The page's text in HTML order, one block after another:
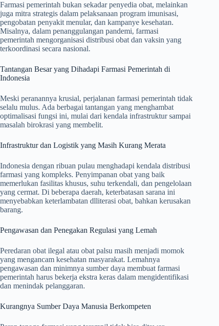
Farmasi pemerintah bukan sekadar penyedia obat, melainkan
juga mitra strategis dalam pelaksanaan program imunisasi,
pengobatan penyakit menular, dan kampanye kesehatan.
Misalnya, dalam penanggulangan pandemi, farmasi
pemerintah mengorganisasi distribusi obat dan vaksin yang
terkoordinasi secara nasional.
Tantangan Besar yang Dihadapi Farmasi Pemerintah di
Indonesia
Meski peranannya krusial, perjalanan farmasi pemerintah tidak
selalu mulus. Ada berbagai tantangan yang menghambat
optimalisasi fungsi ini, mulai dari kendala infrastruktur sampai
masalah birokrasi yang membelit.
Infrastruktur dan Logistik yang Masih Kurang Merata
Indonesia dengan ribuan pulau menghadapi kendala distribusi
farmasi yang kompleks. Penyimpanan obat yang baik
memerlukan fasilitas khusus, suhu terkendali, dan pengelolaan
yang cermat. Di beberapa daerah, keterbatasan sarana ini
menyebabkan keterlambatan dlliterasi obat, bahkan kerusakan
barang.
Pengawasan dan Penegakan Regulasi yang Lemah
Peredaran obat ilegal atau obat palsu masih menjadi momok
yang mengancam kesehatan masyarakat. Lemahnya
pengawasan dan minimnya sumber daya membuat farmasi
pemerintah harus bekerja ekstra keras dalam mengidentifikasi
dan menindak pelanggaran.
Kurangnya Sumber Daya Manusia Berkompeten